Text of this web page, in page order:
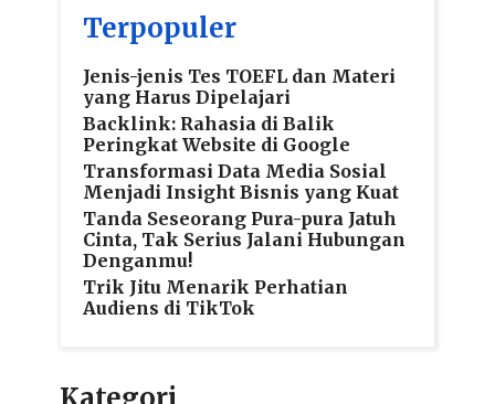
Terpopuler
Jenis-jenis Tes TOEFL dan Materi
yang Harus Dipelajari
Backlink: Rahasia di Balik
Peringkat Website di Google
Transformasi Data Media Sosial
Menjadi Insight Bisnis yang Kuat
Tanda Seseorang Pura-pura Jatuh
Cinta, Tak Serius Jalani Hubungan
Denganmu!
Trik Jitu Menarik Perhatian
Audiens di TikTok